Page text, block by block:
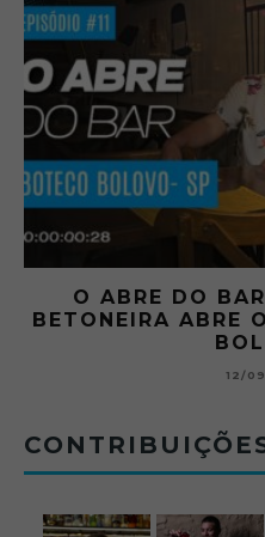
O ABRE DO
BETONEIRA ABRE
12/